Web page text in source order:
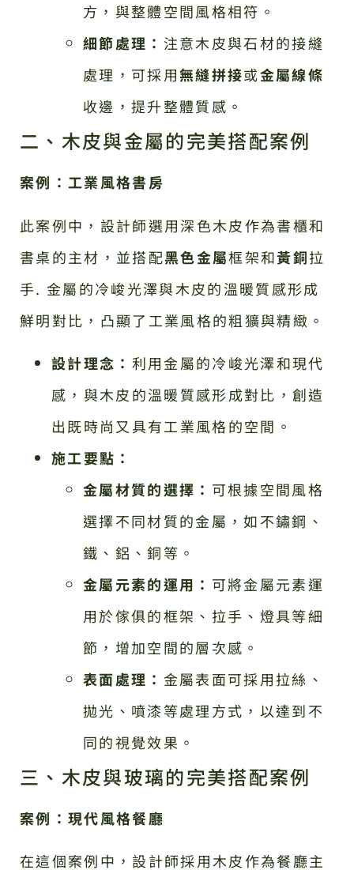
方，與整體空間風格相符。
細節處理： 注意木皮與石材的接縫
處理，可採用無縫拼接或金屬線條
收邊，提升整體質感。
二、木皮與金屬的完美搭配案例
案例：工業風格書房
此案例中，設計師選用深色木皮作為書櫃和
書桌的主材，並搭配黑色金屬框架和黃銅拉
手. 金屬的冷峻光澤與木皮的溫暖質感形成
鮮明對比，凸顯了工業風格的粗獷與精緻。
設計理念： 利用金屬的冷峻光澤和現代
感，與木皮的溫暖質感形成對比，創造
出既時尚又具有工業風格的空間。
施工要點：
金屬材質的選擇： 可根據空間風格
選擇不同材質的金屬，如不鏽鋼、
鐵、鋁、銅等。
金屬元素的運用： 可將金屬元素運
用於傢俱的框架、拉手、燈具等細
節，增加空間的層次感。
表面處理： 金屬表面可採用拉絲、
拋光、噴漆等處理方式，以達到不
同的視覺效果。
三、木皮與玻璃的完美搭配案例
案例：現代風格餐廳
在這個案例中，設計師採用木皮作為餐廳主